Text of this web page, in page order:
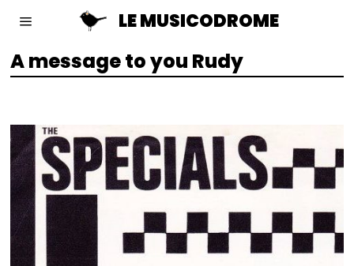
LE MUSICODROME
A message to you Rudy